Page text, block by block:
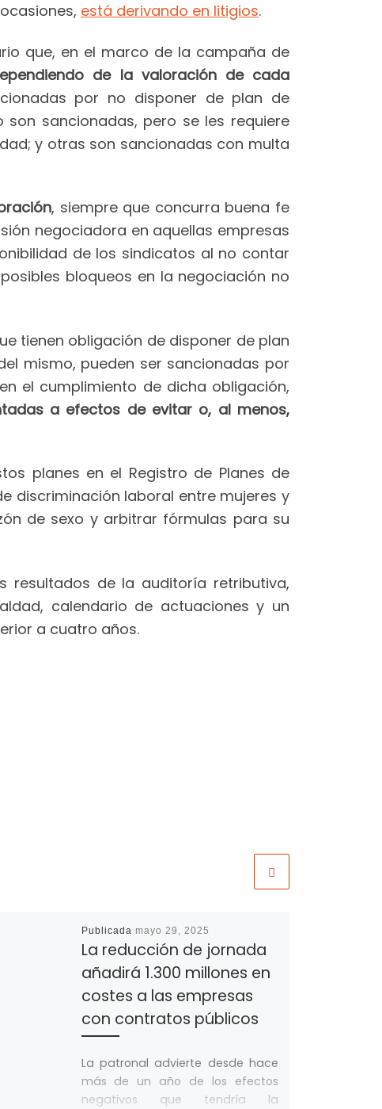
está derivando en litigios.
que, en el marco de la campaña de
de la valoración de cada
por no disponer de plan de
sancionadas, pero se les requiere
y otras son sancionadas con multa
, siempre que concurra buena fe
negociadora en aquellas empresas
de los sindicatos al no contar
bloqueos en la negociación no
tienen obligación de disponer de plan
mismo, pueden ser sancionadas por
el cumplimiento de dicha obligación,
a efectos de evitar o, al menos,
planes en el Registro de Planes de
discriminación laboral entre mujeres y
de sexo y arbitrar fórmulas para su
de la auditoría retributiva,
calendario de actuaciones y un
a cuatro años.
Publicada mayo 29, 2025
La reducción de jornada
añadirá 1.300 millones en
costes a las empresas
con contratos públicos
La patronal advierte desde hace
más de un año de los efectos
negativos que tendría la